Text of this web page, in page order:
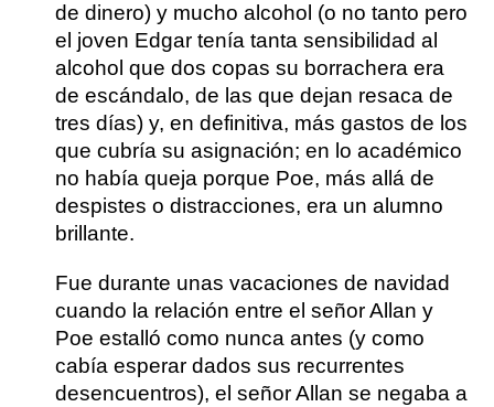
de dinero) y mucho alcohol (o no tanto pero
el joven Edgar tenía tanta sensibilidad al
alcohol que dos copas su borrachera era
de escándalo, de las que dejan resaca de
tres días) y, en definitiva, más gastos de los
que cubría su asignación; en lo académico
no había queja porque Poe, más allá de
despistes o distracciones, era un alumno
brillante.
Fue durante unas vacaciones de navidad
cuando la relación entre el señor Allan y
Poe estalló como nunca antes (y como
cabía esperar dados sus recurrentes
desencuentros), el señor Allan se negaba a